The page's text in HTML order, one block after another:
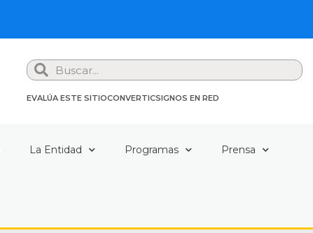
Search
EVALÚA ESTE SITIOCONVERTICSIGNOS EN RED
La Entidad Programas Prensa